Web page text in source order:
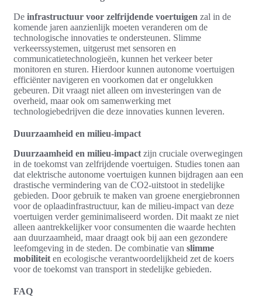
De infrastructuur voor zelfrijdende voertuigen zal in de
komende jaren aanzienlijk moeten veranderen om de
technologische innovaties te ondersteunen. Slimme
verkeerssystemen, uitgerust met sensoren en
communicatietechnologieën, kunnen het verkeer beter
monitoren en sturen. Hierdoor kunnen autonome voertuigen
efficiënter navigeren en voorkomen dat er ongelukken
gebeuren. Dit vraagt niet alleen om investeringen van de
overheid, maar ook om samenwerking met
technologiebedrijven die deze innovaties kunnen leveren.
Duurzaamheid en milieu-impact
Duurzaamheid en milieu-impact zijn cruciale overwegingen
in de toekomst van zelfrijdende voertuigen. Studies tonen aan
dat elektrische autonome voertuigen kunnen bijdragen aan een
drastische vermindering van de CO2-uitstoot in stedelijke
gebieden. Door gebruik te maken van groene energiebronnen
voor de oplaadinfrastructuur, kan de milieu-impact van deze
voertuigen verder geminimaliseerd worden. Dit maakt ze niet
alleen aantrekkelijker voor consumenten die waarde hechten
aan duurzaamheid, maar draagt ook bij aan een gezondere
leefomgeving in de steden. De combinatie van slimme
mobiliteit en ecologische verantwoordelijkheid zet de koers
voor de toekomst van transport in stedelijke gebieden.
FAQ